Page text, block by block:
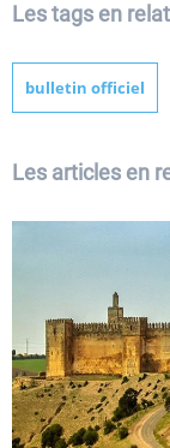
Les tags en
bulletin officiel
Les articles en